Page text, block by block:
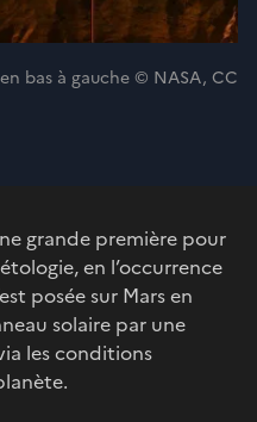
bas à gauche © NASA, CC
grande première pour
en l’occurrence
posée sur Mars en
solaire par une
les conditions